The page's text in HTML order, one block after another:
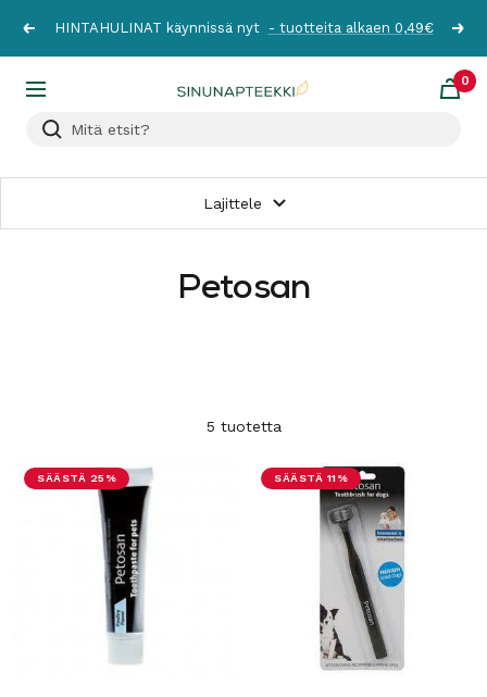
sisältöön
EdellinenHINTAHULINAT käynnissä nyt - tuotteita alkaen 0,49€
Navigaatio Sinunapteekki.fi
0
Lajittele
Petosan
5 tuotetta
SÄÄSTÄ 25% SÄÄSTÄ 11%